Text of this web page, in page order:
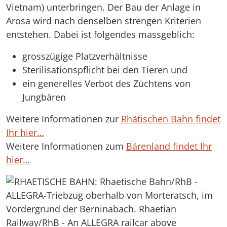
Vietnam) unterbringen. Der Bau der Anlage in
Arosa wird nach denselben strengen Kriterien
entstehen. Dabei ist folgendes massgeblich:
grosszügige Platzverhältnisse
Sterilisationspflicht bei den Tieren und
ein generelles Verbot des Züchtens von
Jungbären
Weitere Informationen zur Rhätischen Bahn findet
Ihr hier…
Weitere Informationen zum Bärenland findet Ihr
hier…